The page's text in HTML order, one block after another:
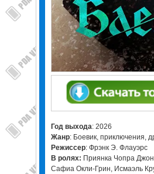
Год выхода: 2026
Жанр: Боевик, приключения,
Режиссер: Фрэнк Э. Флауэрс
В ролях: Приянка Чопра
Сафиа Окли-Грин, Исмаэль